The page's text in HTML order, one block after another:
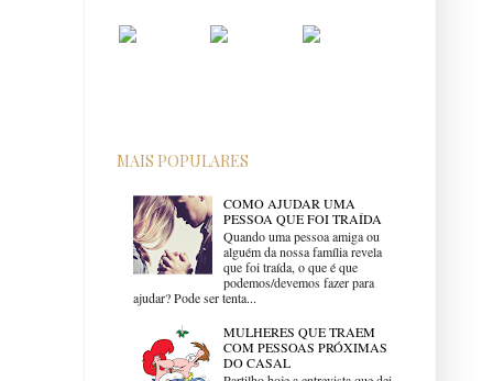
MAIS POPULARES
COMO AJUDAR UMA
PESSOA QUE FOI TRAÍDA
Quando uma pessoa amiga ou
alguém da nossa família revela
que foi traída, o que é que
podemos/devemos fazer para
ajudar? Pode ser tenta...
MULHERES QUE TRAEM
COM PESSOAS PRÓXIMAS
DO CASAL